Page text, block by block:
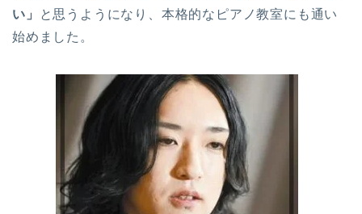
い」
と思うようになり、本格的なピアノ教室にも通い
始めました。